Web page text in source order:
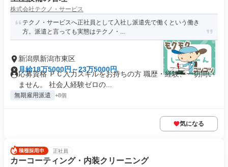
株式会社テクノ・サービス
テクノ・サービスへ正社員として入社し派遣先で働くという働き
方。派遣と言っても実態はテクノ・...
新潟県新潟市東区
月給18万5000円～23万5000円
応募資格 ＰＣ入力スキルをお持ちの方 職歴・経験、一切問い
ません。 社会人経験ゼロの...
無期雇用派遣 +8個
気になる
正社員
カーコーティング・内装クリーニング